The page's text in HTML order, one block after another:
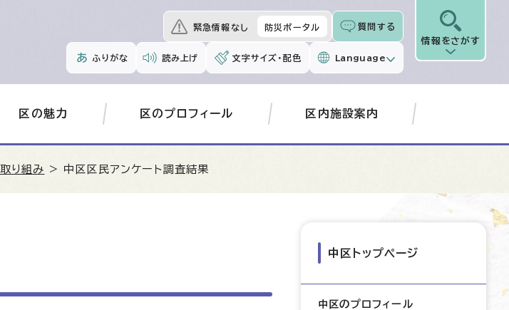
緊急情報なし 防災ポータル 質問する
ふりがな 読み上げ 文字サイズ・配色 Language
情報をさがす
区の魅力 区のプロフィール 区内施設案内
り組み > 中区区民アンケート調査結果
中区トップページ
中区のプロフィール